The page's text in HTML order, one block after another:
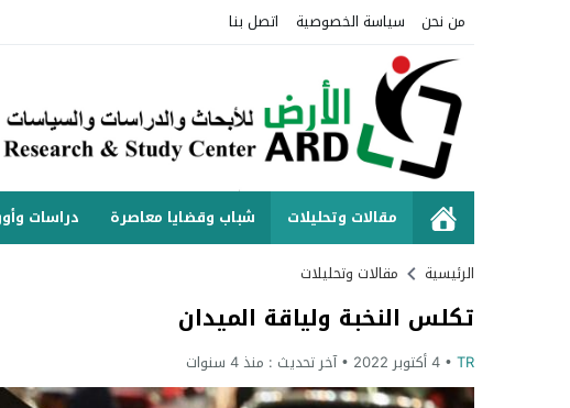
من نحن سياسة الخصوصية اتصل بنا
مقالات وتحليلات شباب وقضايا معاصرة دراسات
الرئيسية مقالات وتحليلات
تكلس النخبة ولياقة الميدان
TR 4 أكتوبر 2022 آخر تحديث : منذ 4 سنوات